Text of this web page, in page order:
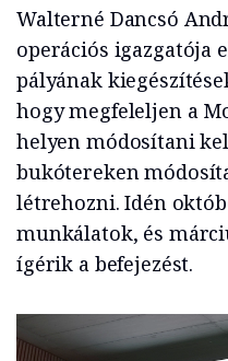
Walterné Dancsó
operációs igazgatója
pályának
hogy megfeleljen a
helyen módosítani
bukótereken
létrehozni. Idén
munkálatok, és
ígérik a befejezést.